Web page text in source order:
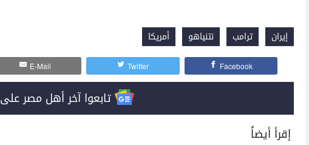
إيران ترامب نتنياهو أمريكا
Facebook
Twitter
E-Mail
تابعوا آخر أهل مصر على Google News
إقرأ أيضاً